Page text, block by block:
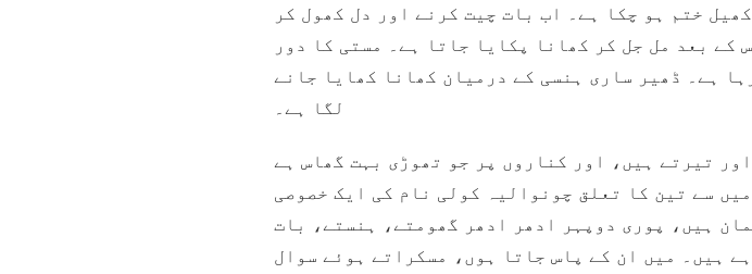
ختم ہو چکا ہے۔ اب بات چیت کرنے اور دل کھول کر
کے بعد مل جل کر کھانا پکایا جاتا ہے۔ مستی کا دور
ہے۔ ڈھیر ساری ہنسی کے درمیان کھانا کھایا جانے
لگا ہے۔
تیرتے ہیں، اور کناروں پر جو تھوڑی بہت گھاس ہے
سے تین کا تعلق چونوالیہ کولی نام کی ایک خصوصی
ہیں، پوری دوپہر ادھر ادھر گھومتے، ہنستے، بات
ہیں۔ میں ان کے پاس جاتا ہوں، مسکراتے ہوئے سوال